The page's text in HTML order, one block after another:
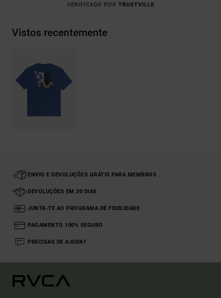
VERIFICADO POR TRUSTVILLE
Vistos recentemente
ENVIO E DEVOLUÇÕES GRÁTIS PARA MEMBROS
DEVOLUÇÕES EM 30 DIAS
JUNTA-TE AO PROGRAMA DE FIDELIDADE
PAGAMENTO 100% SEGURO
PRECISAS DE AJUDA?